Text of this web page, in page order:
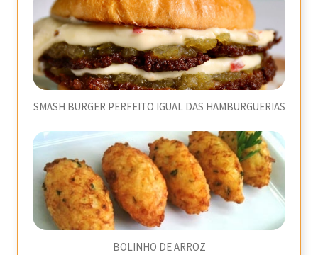
SMASH BURGER PERFEITO IGUAL DAS HAMBURGUERIAS
BOLINHO DE ARROZ